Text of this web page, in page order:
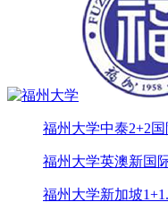
福州大学中泰2+2
福州大学英澳新国
福州大学新加坡